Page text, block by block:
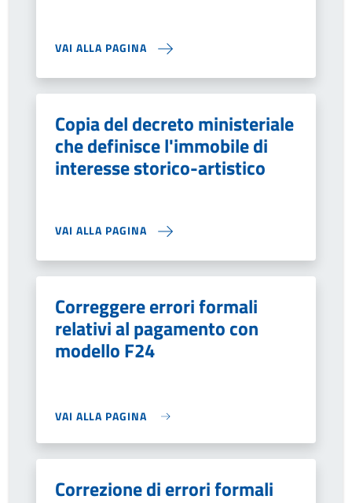
VAI ALLA PAGINA
Copia del decreto ministeriale
che definisce l'immobile di
interesse storico-artistico
VAI ALLA PAGINA
Correggere errori formali
relativi al pagamento con
modello F24
VAI ALLA PAGINA
Correzione di errori formali